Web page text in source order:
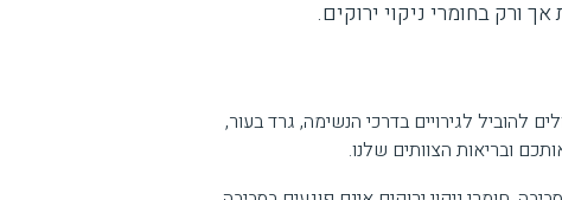
ורק בחומרי ניקוי ירוקים.
להוביל לגירויים בדרכי הנשימה, גרד בעור,
ובריאות הצוותים שלנו.